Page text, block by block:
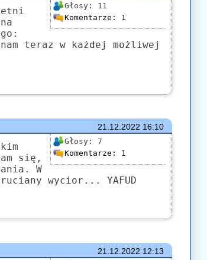
Głosy: 11
Komentarze: 1
teraz w każdej możliwej
21.12.2022 16:10
Głosy: 7
Komentarze: 1
się,
W
wycior... YAFUD
21.12.2022 12:13